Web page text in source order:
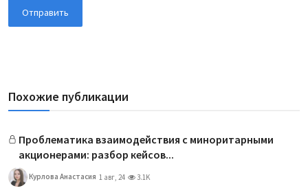
Отправить
Похожие публикации
Проблематика взаимодействия с миноритарными
акционерами: разбор кейсов...
Курлова Анастасия 1 авг, 24 3.1K